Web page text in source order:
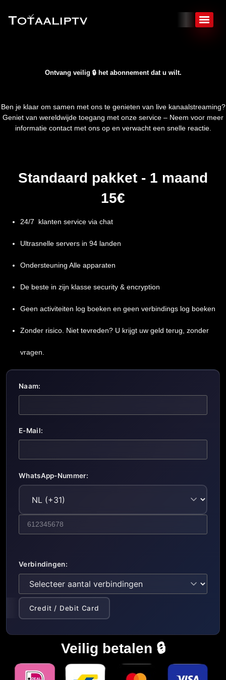
Ontvang veilig 🔒 het abonnement dat u wilt.
Ben je klaar om samen met ons te genieten van live kanaalstreaming?
Geniet van wereldwijde toegang met onze service – Neem voor meer
informatie contact met ons op en verwacht een snelle reactie.
Standaard pakket - 1 maand
15€​​
24/7 klanten service via chat
Ultrasnelle servers in 94 landen
Ondersteuning Alle apparaten
De beste in zijn klasse security & encryption
Geen activiteiten log boeken en geen verbindings log boeken
Zonder risico. Niet tevreden? U krijgt uw geld terug, zonder
vragen.
Naam:
E-Mail:
WhatsApp-Nummer:
Verbindingen:
Credit / Debit Card
Veilig betalen 🔒